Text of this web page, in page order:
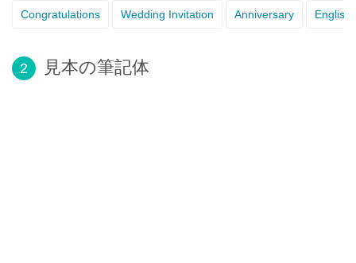
Congratulations Wedding Invitation Anniversary English
2 見本の筆記体